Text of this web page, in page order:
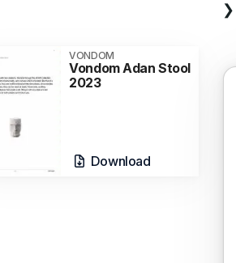
VONDOM
Vondom Adan Stool
2023
Download